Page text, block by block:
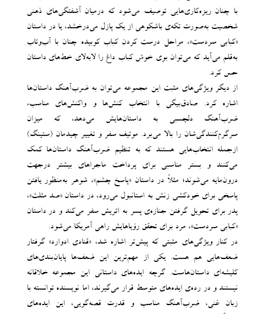
با چنان ریزه‌کاری‌هایی توصیف می‌شود که درمیان آشفتگی‌های ذهنی
شخصیت به‌صورت تکه‌ی باشکوهی از یک پازل می‌درخشد، یا در داستان
«کبابی سردست»، مراحل درست کردن کباب کوبیده چنان با آب‌و‌تاب
به‌قلم می‌آید که می‌توان بوی خوش کباب داغ را لابه‌لای خط‌های داستان
حس کرد.
از دیگر ویژگی‌های مثبت این مجموعه می‌توان به ضرب‌آهنگ داستان‌ها
اشاره کرد. صادق‌بیگی با انتخاب کنش‌ها و واکنش‌های مناسب،
ضرب‌آهنگ دلچسبی به داستان‌هایش می‌دهد، که میزان
سرگرم‌کنندگی‌شان را بالا می‌برد. موتیف سفر و تغییر چیدمان (ستینگ)
ازجمله‌ انتخاب‌هایی هستند که به تنظیم ضرب‌آهنگ داستان‌ها کمک
می‌کنند و بستر مناسبی برای پرداخت ماجراهای بیشتر درجهت
درون‌مایه می‌شوند؛ مثلاً در داستان «پاسخ چشم»، شوهر به‌منظور یافتن
پاسخی برای خودکشی زنش به استانبول می‌رود، در داستان «صد مثلث»،
پدر برای تحویل گرفتن جنازه‌ی پسر به اتریش سفر می‌کند و در داستان
«کبابی سردست»، مرد برای تحقق رؤیاهایش راهی آمریکا می‌شود.
در کنار ویژگی‌های مثبتی که پیش‌تر اشاره شد، «قنادی ادوارد» گرفتار
ضعف‌هایی هم هست. یکی از مهم‌ترین این ضعف‌ها پایان‌بندی‌های
کلیشه‌ای داستان‌هاست. گرچه ایده‌های داستانی این مجموعه خلاقانه
نیستند و در رده‌ی ایده‌های متوسط قرار می‌گیرند، اما نویسنده توانسته با
زبان غنی، ضرب‌آهنگ مناسب و قدرت قصه‌گویی، این ایده‌های